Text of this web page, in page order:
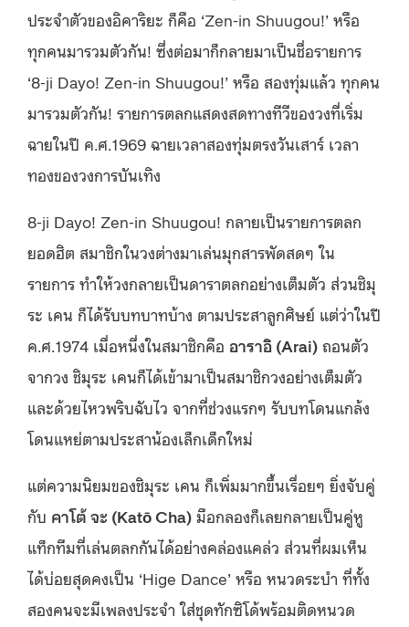
ประจำตัวของอิคาริยะ ก็คือ ‘Zen-in Shuugou!’ หรือ
ทุกคนมารวมตัวกัน! ซึ่งต่อมาก็กลายมาเป็นชื่อรายการ
‘8-ji Dayo! Zen-in Shuugou!’ หรือ สองทุ่มแล้ว ทุกคน
มารวมตัวกัน! รายการตลกแสดงสดทางทีวีของวงที่เริ่ม
ฉายในปี ค.ศ.1969 ฉายเวลาสองทุ่มตรงวันเสาร์ เวลา
ทองของวงการบันเทิง
8-ji Dayo! Zen-in Shuugou! กลายเป็นรายการตลก
ยอดฮิต สมาชิกในวงต่างมาเล่นมุกสารพัดสดๆ ใน
รายการ ทำให้วงกลายเป็นดาราตลกอย่างเต็มตัว ส่วนชิมุ
ระ เคน ก็ได้รับบทบาทบ้าง ตามประสาลูกศิษย์ แต่ว่าในปี
ค.ศ.1974 เมื่อหนึ่งในสมาชิกคือ อาราอิ (Arai) ถอนตัว
จากวง ชิมุระ เคนก็ได้เข้ามาเป็นสมาชิกวงอย่างเต็มตัว
และด้วยไหวพริบฉับไว จากที่ช่วงแรกๆ รับบทโดนแกล้ง
โดนแหย่ตามประสาน้องเล็กเด็กใหม่
แต่ความนิยมของชิมุระ เคน ก็เพิ่มมากขึ้นเรื่อยๆ ยิ่งจับคู่
กับ คาโต้ จะ (Katō Cha) มือกลองก็เลยกลายเป็นคู่หู
แท็กทีมที่เล่นตลกกันได้อย่างคล่องแคล่ว ส่วนที่ผมเห็น
ได้บ่อยสุดคงเป็น ‘Hige Dance’ หรือ หนวดระบำ ที่ทั้ง
สองคนจะมีเพลงประจำ ใส่ชุดทักซิโด้พร้อมติดหนวด